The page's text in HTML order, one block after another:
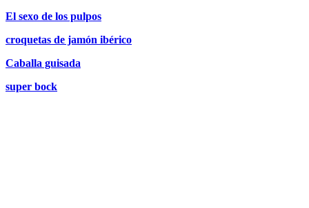
El sexo de los pulpos
croquetas de jamón ibérico
Caballa guisada
super bock